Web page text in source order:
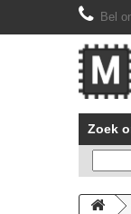
Bel
Zoek